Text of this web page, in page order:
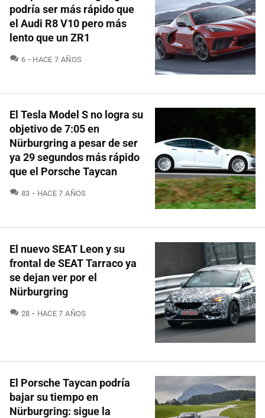
podría ser más rápido que
el Audi R8 V10 pero más
lento que un ZR1
6 COMENTARIOS
HACE 7 AÑOS
El Tesla Model S no logra su
objetivo de 7:05 en
Nürburgring a pesar de ser
ya 29 segundos más rápido
que el Porsche Taycan
83 COMENTARIOS
HACE 7 AÑOS
El nuevo SEAT Leon y su
frontal de SEAT Tarraco ya
se dejan ver por el
Nürburgring
28 COMENTARIOS
HACE 7 AÑOS
El Porsche Taycan podría
bajar su tiempo en
Nürburgring: sigue la